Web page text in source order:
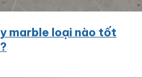
marble loại nào tốt